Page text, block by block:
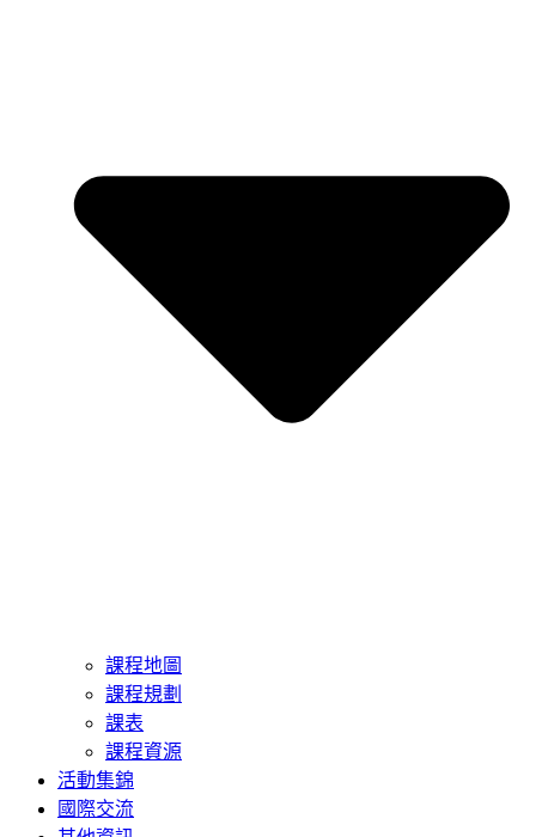
課程地圖
課程規劃
課表
課程資源
活動集錦
國際交流